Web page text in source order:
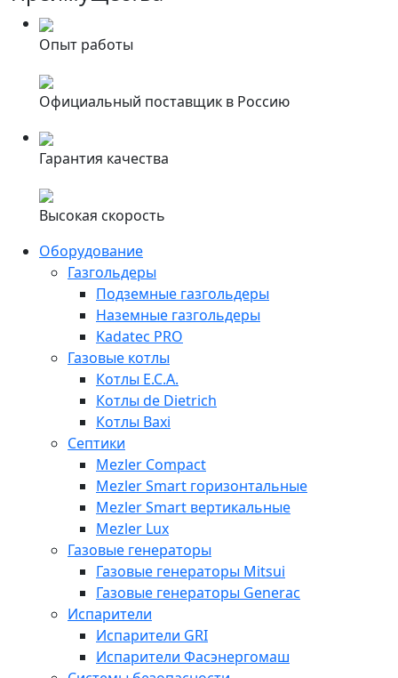
Опыт работы
Официальный поставщик в Россию
Гарантия качества
Высокая скорость
Оборудование
Газгольдеры
Подземные газгольдеры
Наземные газгольдеры
Kadatec PRO
Газовые котлы
Котлы E.C.A.
Котлы de Dietrich
Котлы Baxi
Септики
Mezler Compact
Mezler Smart горизонтальные
Mezler Smart вертикальные
Mezler Lux
Газовые генераторы
Газовые генераторы Mitsui
Газовые генераторы Generac
Испарители
Испарители GRI
Испарители Фасэнергомаш